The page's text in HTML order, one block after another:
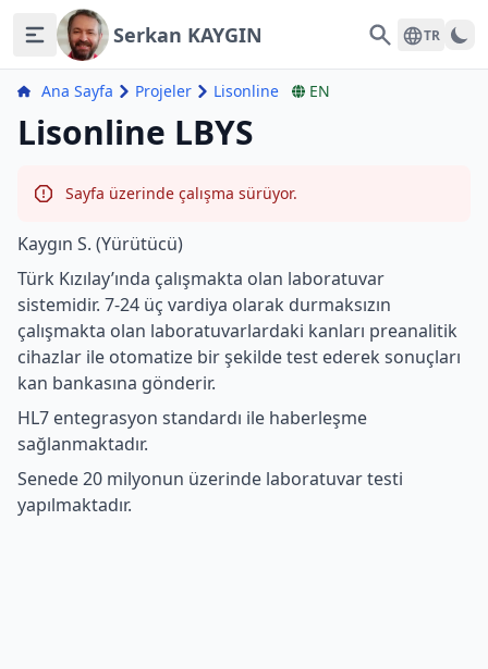
Serkan KAYGIN SearchTR
Ana Sayfa Projeler Lisonline EN
Lisonline LBYS
Sayfa üzerinde çalışma sürüyor.
Kaygın S. (Yürütücü)
Türk Kızılay’ında çalışmakta olan laboratuvar
sistemidir. 7-24 üç vardiya olarak durmaksızın
çalışmakta olan laboratuvarlardaki kanları preanalitik
cihazlar ile otomatize bir şekilde test ederek sonuçları
kan bankasına gönderir.
HL7 entegrasyon standardı ile haberleşme
sağlanmaktadır.
Senede 20 milyonun üzerinde laboratuvar testi
yapılmaktadır.